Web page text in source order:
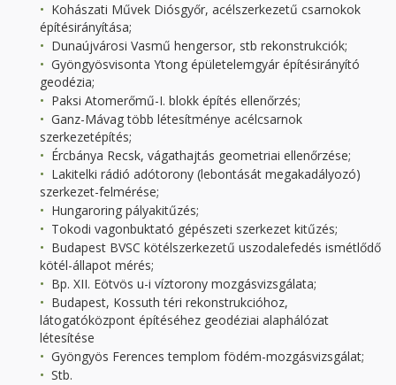
Kohászati Művek Diósgyőr, acélszerkezetű csarnokok
építésirányítása;
Dunaújvárosi Vasmű hengersor, stb rekonstrukciók;
Gyöngyösvisonta Ytong épületelemgyár építésirányító
geodézia;
Paksi Atomerőmű-I. blokk építés ellenőrzés;
Ganz-Mávag több létesítménye acélcsarnok
szerkezetépítés;
Ércbánya Recsk, vágathajtás geometriai ellenőrzése;
Lakitelki rádió adótorony (lebontását megakadályozó)
szerkezet-felmérése;
Hungaroring pályakitűzés;
Tokodi vagonbuktató gépészeti szerkezet kitűzés;
Budapest BVSC kötélszerkezetű uszodalefedés ismétlődő
kötél-állapot mérés;
Bp. XII. Eötvös u-i víztorony mozgásvizsgálata;
Budapest, Kossuth téri rekonstrukcióhoz,
látogatóközpont építéséhez geodéziai alaphálózat
létesítése
Gyöngyös Ferences templom födém-mozgásvizsgálat;
Stb.